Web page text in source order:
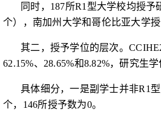
同时， 187所R1 型大学校均授予
个），南加州大学和哥伦比亚大学
其二，授予学位的层次。
62.15%、 28.65%和8.82%，研究生学
具体细分，一是副学士并非R1
个， 146所授予数为0。